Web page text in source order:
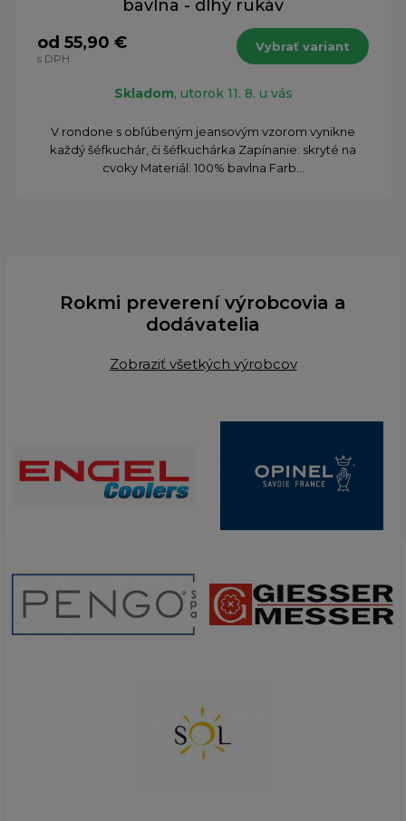
bavlna - dlhý rukáv
od 55,90 €
s DPH
Vybrať variant
Skladom, utorok 11. 8. u vás
​V rondone s obľúbeným jeansovým vzorom vynikne
každý šéfkuchár, či šéfkuchárka Zapínanie: skryté na
cvoky Materiál: 100% bavlna Farb...
Rokmi preverení výrobcovia a
dodávatelia
Zobraziť všetkých výrobcov